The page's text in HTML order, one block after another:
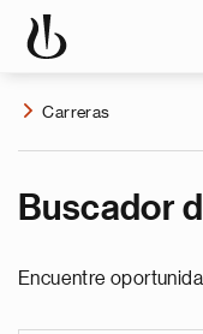
Carreras
Buscador
Encuentre